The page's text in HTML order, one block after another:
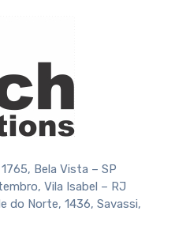
Bela Vista – SP
Vila Isabel – RJ
do Norte, 1436, Savassi,